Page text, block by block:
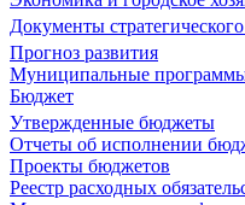
Документы
Прогноз развития
Муниципальные
Бюджет
Утвержденные бюджеты
Отчеты об исполнении
Проекты бюджетов
Реестр расходных